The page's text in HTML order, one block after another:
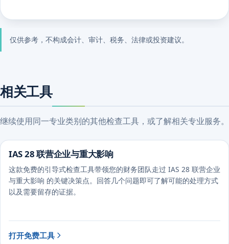
仅供参考，不构成会计、审计、税务、法律或投资建议。
相关工具
继续使用同一专业类别的其他检查工具，或了解相关专业服务。
IAS 28 联营企业与重大影响
这款免费的引导式检查工具带领您的财务团队走过 IAS 28 联营企业
与重大影响 的关键决策点。回答几个问题即可了解可能的处理方式
以及需要留存的证据。
打开免费工具